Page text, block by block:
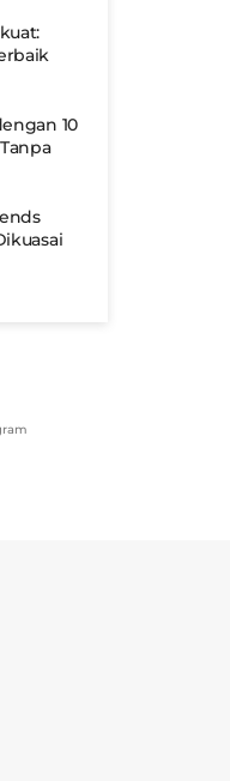
10